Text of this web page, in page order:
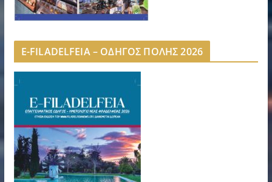
E-FILADELFEIA – ΟΔΗΓΟΣ ΠΟΛΗΣ 2026